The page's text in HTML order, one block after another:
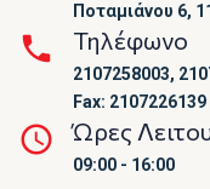
Ποταμιάνου 6,
Τηλέφωνο
2107258003,
Fax: 2107226139
Ώρες
09:00 - 16:00